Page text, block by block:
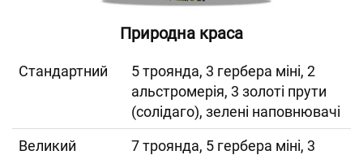
Природна краса
Cтандартний
5 троянда, 3 гербера міні, 2
альстромерія, 3 золоті прути
(солідаго), зелені наповнювачі
Великий
7 троянда, 5 гербера міні, 3